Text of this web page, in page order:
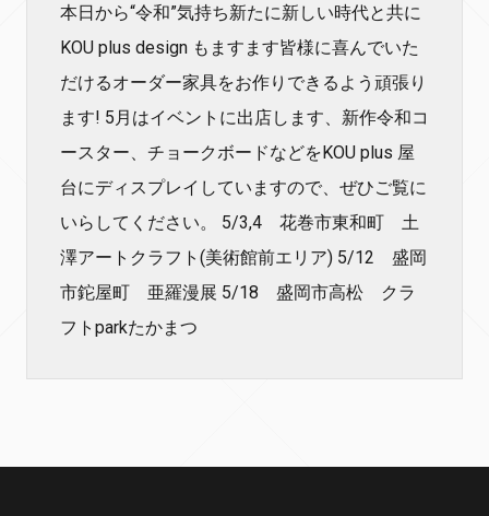
本日から“令和”気持ち新たに新しい時代と共に
KOU plus design もますます皆様に喜んでいた
だけるオーダー家具をお作りできるよう頑張り
ます! 5月はイベントに出店します、新作令和コ
ースター、チョークボードなどをKOU plus 屋
台にディスプレイしていますので、ぜひご覧に
いらしてください。 5/3,4 花巻市東和町 土
澤アートクラフト(美術館前エリア) 5/12 盛岡
市鉈屋町 亜羅漫展 5/18 盛岡市高松 クラ
フトparkたかまつ